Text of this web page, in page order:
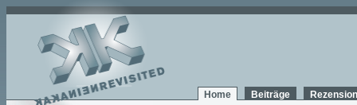
Home Beiträge